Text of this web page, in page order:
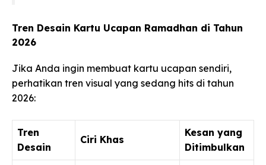
Tren Desain Kartu Ucapan Ramadhan di Tahun
2026
Jika Anda ingin membuat kartu ucapan sendiri,
perhatikan tren visual yang sedang hits di tahun
2026:
Tren
Desain
Ciri Khas
Kesan yang
Ditimbulkan